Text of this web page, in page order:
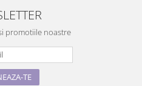
promotiile noastre